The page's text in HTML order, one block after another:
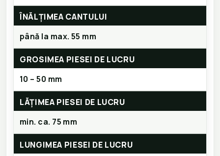
ÎNĂLȚIMEA CANTULUI
până la max. 55 mm
GROSIMEA PIESEI DE LUCRU
10 – 50 mm
LĂȚIMEA PIESEI DE LUCRU
min. ca. 75 mm
LUNGIMEA PIESEI DE LUCRU